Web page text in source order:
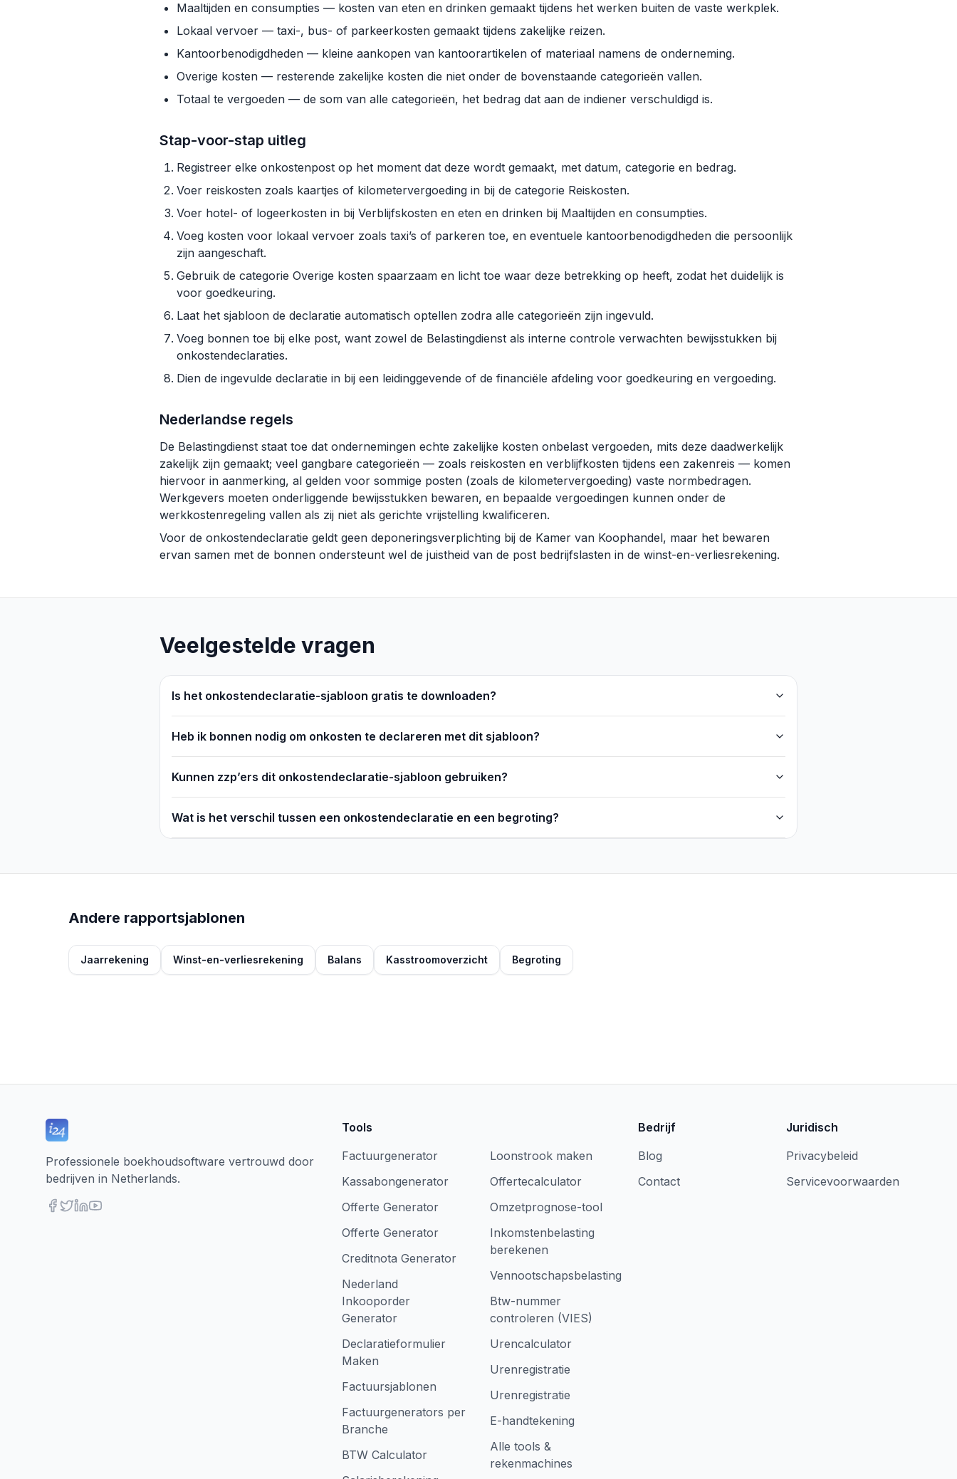
Maaltijden en consumpties — kosten van eten en drinken gemaakt tijdens het werken buiten de vaste werkplek.
Lokaal vervoer — taxi-, bus- of parkeerkosten gemaakt tijdens zakelijke reizen.
Kantoorbenodigdheden — kleine aankopen van kantoorartikelen of materiaal namens de onderneming.
Overige kosten — resterende zakelijke kosten die niet onder de bovenstaande categorieën vallen.
Totaal te vergoeden — de som van alle categorieën, het bedrag dat aan de indiener verschuldigd is.
Stap-voor-stap uitleg
Registreer elke onkostenpost op het moment dat deze wordt gemaakt, met datum, categorie en bedrag.
Voer reiskosten zoals kaartjes of kilometervergoeding in bij de categorie Reiskosten.
Voer hotel- of logeerkosten in bij Verblijfskosten en eten en drinken bij Maaltijden en consumpties.
Voeg kosten voor lokaal vervoer zoals taxi’s of parkeren toe, en eventuele kantoorbenodigdheden die persoonlijk
zijn aangeschaft.
Gebruik de categorie Overige kosten spaarzaam en licht toe waar deze betrekking op heeft, zodat het duidelijk is
voor goedkeuring.
Laat het sjabloon de declaratie automatisch optellen zodra alle categorieën zijn ingevuld.
Voeg bonnen toe bij elke post, want zowel de Belastingdienst als interne controle verwachten bewijsstukken bij
onkostendeclaraties.
Dien de ingevulde declaratie in bij een leidinggevende of de financiële afdeling voor goedkeuring en vergoeding.
Nederlandse regels
De Belastingdienst staat toe dat ondernemingen echte zakelijke kosten onbelast vergoeden, mits deze daadwerkelijk
zakelijk zijn gemaakt; veel gangbare categorieën — zoals reiskosten en verblijfkosten tijdens een zakenreis — komen
hiervoor in aanmerking, al gelden voor sommige posten (zoals de kilometervergoeding) vaste normbedragen.
Werkgevers moeten onderliggende bewijsstukken bewaren, en bepaalde vergoedingen kunnen onder de
werkkostenregeling vallen als zij niet als gerichte vrijstelling kwalificeren.
Voor de onkostendeclaratie geldt geen deponeringsverplichting bij de Kamer van Koophandel, maar het bewaren
ervan samen met de bonnen ondersteunt wel de juistheid van de post bedrijfslasten in de winst-en-verliesrekening.
Veelgestelde vragen
Is het onkostendeclaratie-sjabloon gratis te downloaden?
Heb ik bonnen nodig om onkosten te declareren met dit sjabloon?
Kunnen zzp’ers dit onkostendeclaratie-sjabloon gebruiken?
Wat is het verschil tussen een onkostendeclaratie en een begroting?
Andere rapportsjablonen
Jaarrekening Winst-en-verliesrekening Balans Kasstroomoverzicht Begroting
Professionele boekhoudsoftware vertrouwd door
bedrijven in Netherlands.
Tools
Factuurgenerator
Kassabongenerator
Offerte Generator
Offerte Generator
Creditnota Generator
Nederland
Inkooporder
Generator
Declaratieformulier
Maken
Factuursjablonen
Factuurgenerators per
Branche
BTW Calculator
Loonstrook maken
Offertecalculator
Omzetprognose-tool
Inkomstenbelasting
berekenen
Vennootschapsbelasting
Btw-nummer
controleren (VIES)
Urencalculator
Urenregistratie
Urenregistratie
E-handtekening
Alle tools &
rekenmachines
Bedrijf
Blog
Contact
Juridisch
Privacybeleid
Servicevoorwaarden